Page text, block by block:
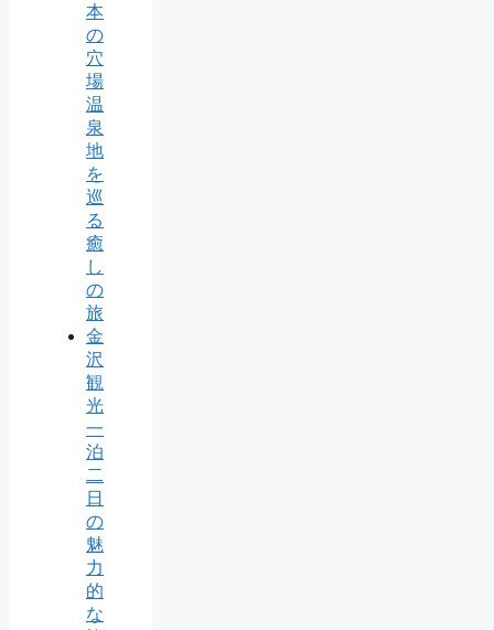
本
の
穴
場
温
泉
地
を
巡
る
癒
し
の
旅
金
沢
観
光
一
泊
二
日
の
魅
力
的
な